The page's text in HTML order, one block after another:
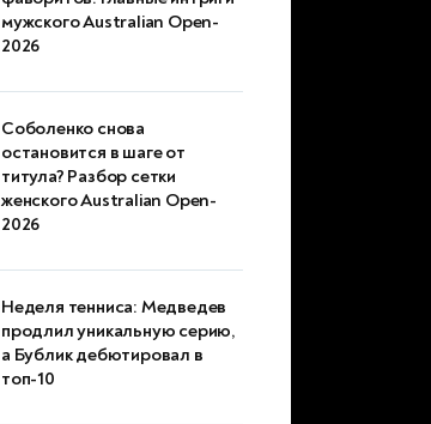
мужского Australian Open-
2026
Соболенко снова
остановится в шаге от
титула? Разбор сетки
женского Australian Open-
2026
Неделя тенниса: Медведев
продлил уникальную серию,
а Бублик дебютировал в
топ-10